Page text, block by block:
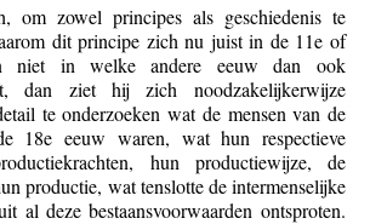
om zowel principes als geschiedenis te
dit principe zich nu juist in de 11e of
niet in welke andere eeuw dan ook
dan ziet hij zich noodzakelijkerwijze
te onderzoeken wat de mensen van de
18e eeuw waren, wat hun respectieve
hun productiewijze, de
productie, wat tenslotte de intermenselijke
al deze bestaansvoorwaarden ontsproten.